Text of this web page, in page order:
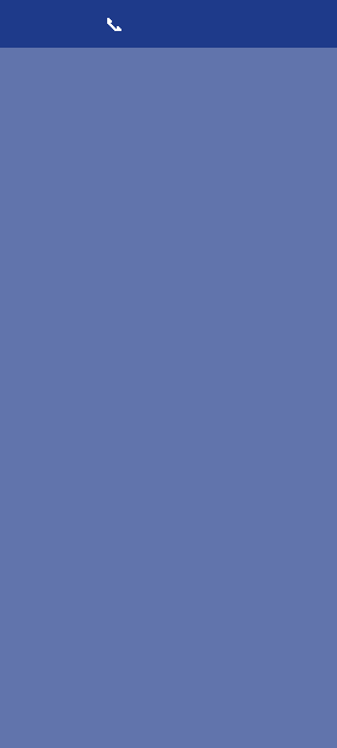
📞